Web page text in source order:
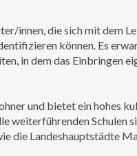
innen, die sich mit dem
können. Es
in dem das Einbringen
und bietet ein hohes
weiterführenden Schulen
die Landeshauptstädte